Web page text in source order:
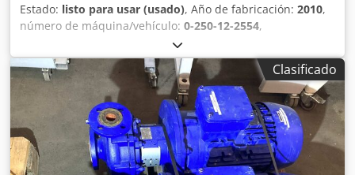
Estado: listo para usar (usado), Año de fabricación: 2010,
número de máquina/vehículo: 0-250-12-2554,
totalmente funcional
(máx.):1.000 mm, anchura de la pieza (máx.):3.000 mm,
altura de la pieza (máx.):80 mm , modelo de controlador:
, DETALLES TÉCNICOS Ancho de pieza mínima: 250
mm Ancho de pieza máxima: 3.000 mm Longitud de pieza
mínima: 100 mm Longitud de pieza máxima: 1.000 mm
Altura de pieza mínima: 8 mm Altura de pieza máxima: 80
mm Unidad de trabajo vertical superior Potencia del
Clasificado